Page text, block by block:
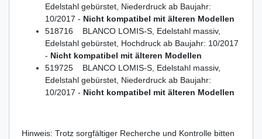
Edelstahl gebürstet, Niederdruck ab Baujahr:
10/2017 - Nicht kompatibel mit älteren Modellen
518716 BLANCO LOMIS-S, Edelstahl massiv,
Edelstahl gebürstet, Hochdruck ab Baujahr: 10/2017
- Nicht kompatibel mit älteren Modellen
519725 BLANCO LOMIS-S, Edelstahl massiv,
Edelstahl gebürstet, Niederdruck ab Baujahr:
10/2017 - Nicht kompatibel mit älteren Modellen
Hinweis: Trotz sorgfältiger Recherche und Kontrolle bitten